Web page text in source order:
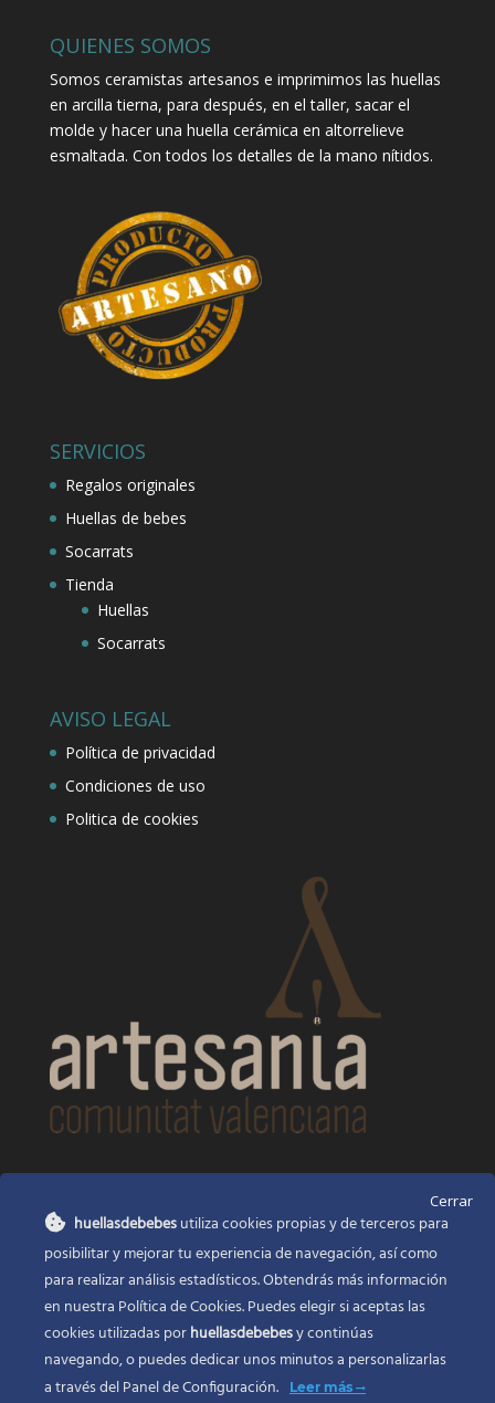
QUIENES SOMOS
Somos ceramistas artesanos e imprimimos las huellas
en arcilla tierna, para después, en el taller, sacar el
molde y hacer una huella cerámica en altorrelieve
esmaltada. Con todos los detalles de la mano nítidos.
SERVICIOS
Regalos originales
Huellas de bebes
Socarrats
Tienda
Huellas
Socarrats
AVISO LEGAL
Política de privacidad
Condiciones de uso
Politica de cookies
Huellas de bebés
Santa Ana, 22Alcasser Valencia 46290
625 120 591
info@huellasdebebes.com
Cerrar
huellasdebebesutiliza cookies propias y de terceros para
posibilitar y mejorar tu experiencia de navegación, así como
para realizar análisis estadísticos. Obtendrás más información
en nuestra Política de Cookies. Puedes elegir si aceptas las
cookies utilizadas porhuellasdebebesy continúas
navegando, o puedes dedicar unos minutos a personalizarlas
a través delPanel de Configuración. Leer más